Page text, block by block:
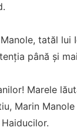
tatăl
până și
Marele
Marin